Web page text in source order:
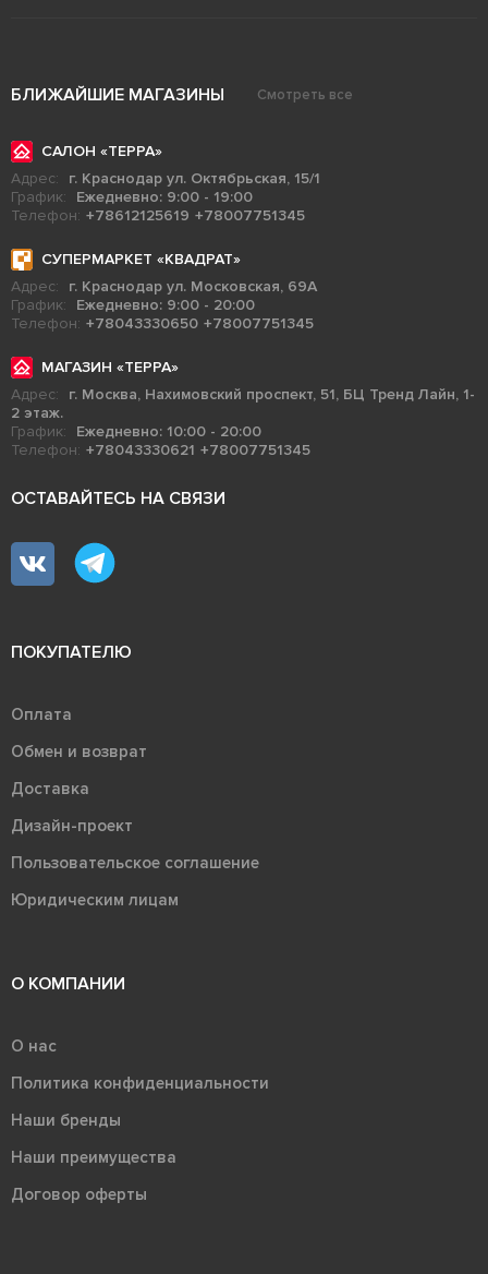
БЛИЖАЙШИЕ МАГАЗИНЫ Смотреть все
САЛОН «ТЕРРА»
Адрес:
г. Краснодар ул. Октябрьская, 15/1
График:
Ежедневно: 9:00 - 19:00
Телефон: +78612125619 +78007751345
СУПЕРМАРКЕТ «КВАДРАТ»
Адрес:
г. Краснодар ул. Московская, 69А
График:
Ежедневно: 9:00 - 20:00
Телефон: +78043330650 +78007751345
МАГАЗИН «ТЕРРА»
Адрес:
г. Москва, Нахимовский проспект, 51, БЦ Тренд Лайн, 1-
2 этаж.
График:
Ежедневно: 10:00 - 20:00
Телефон: +78043330621 +78007751345
ОСТАВАЙТЕСЬ НА СВЯЗИ
ПОКУПАТЕЛЮ
Оплата
Обмен и возврат
Доставка
Дизайн-проект
Пользовательское соглашение
Юридическим лицам
О КОМПАНИИ
О нас
Политика конфиденциальности
Наши бренды
Наши преимущества
Договор оферты